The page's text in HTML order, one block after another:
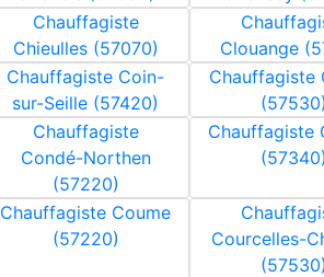
Chauffagiste
Chieulles (57070)
Clouange
Chauffagiste Coin-
sur-Seille (57420)
Chauffagiste
(57530)
Chauffagiste
Condé-Northen
(57220)
Chauffagiste
(57340)
Chauffagiste Coume
(57220)
Courcelles-
(57530)